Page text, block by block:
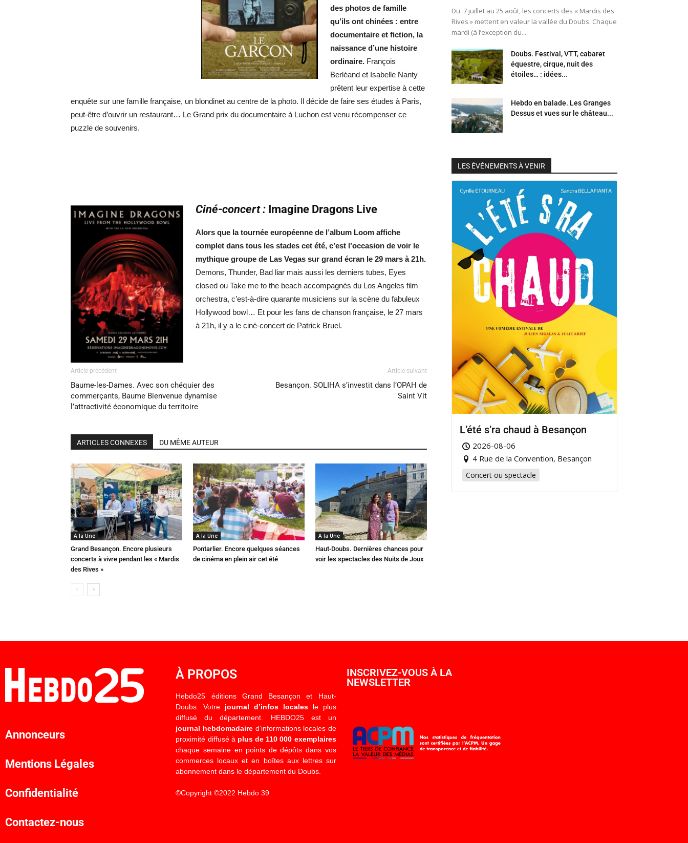
des photos de famille
qu’ils ont chinées : entre
documentaire et fiction, la
naissance d’une histoire
ordinaire. François
Berléand et Isabelle Nanty
prêtent leur expertise à cette
enquête sur une famille française, un blondinet au centre de la photo. Il décide de faire ses études à Paris,
peut-être d’ouvrir un restaurant… Le Grand prix du documentaire à Luchon est venu récompenser ce
puzzle de souvenirs.
Ciné-concert : Imagine Dragons Live
Alors que la tournée européenne de l’album Loom affiche
complet dans tous les stades cet été, c’est l’occasion de voir le
mythique groupe de Las Vegas sur grand écran le 29 mars à 21h.
Demons, Thunder, Bad liar mais aussi les derniers tubes, Eyes
closed ou Take me to the beach accompagnés du Los Angeles film
orchestra, c’est-à-dire quarante musiciens sur la scène du fabuleux
Hollywood bowl… Et pour les fans de chanson française, le 27 mars
à 21h, il y a le ciné-concert de Patrick Bruel.
Article précédent
Baume-les-Dames. Avec son chéquier des
commerçants, Baume Bienvenue dynamise
l’attractivité économique du territoire
Article suivant
Besançon. SOLIHA s’investit dans l’OPAH de
Saint Vit
ARTICLES CONNEXES DU MÊME AUTEUR
A la Une
Grand Besançon. Encore plusieurs
concerts à vivre pendant les « Mardis
des Rives »
A la Une
Pontarlier. Encore quelques séances
de cinéma en plein air cet été
A la Une
Haut-Doubs. Dernières chances pour
voir les spectacles des Nuits de Joux
Du 7 juillet au 25 août, les concerts des « Mardis des
Rives » mettent en valeur la vallée du Doubs. Chaque
mardi (à l’exception du...
Doubs. Festival, VTT, cabaret
équestre, cirque, nuit des
étoiles… : idées...
Hebdo en balade. Les Granges
Dessus et vues sur le château...
LES ÉVÉNEMENTS À VENIR
L’été s’ra chaud à Besançon
2026-08-06
4 Rue de la Convention, Besançon
Concert ou spectacle
Annonceurs
Mentions Légales
Confidentialité
Contactez-nous
À PROPOS
Hebdo25 éditions Grand Besançon et Haut-
Doubs. Votre journal d’infos localesle plus
diffusé du département. HEBDO25 est un
journal hebdomadaired’informations locales de
proximité diffusé à plus de 110 000 exemplaires
chaque semaine en points de dépôts dans vos
commerces locaux et en boîtes aux lettres sur
abonnement dans le département du Doubs.
©Copyright ©2022 Hebdo 39
INSCRIVEZ-VOUS À LA
NEWSLETTER